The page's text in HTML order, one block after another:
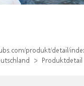
produkt/detail/
Produktdetail